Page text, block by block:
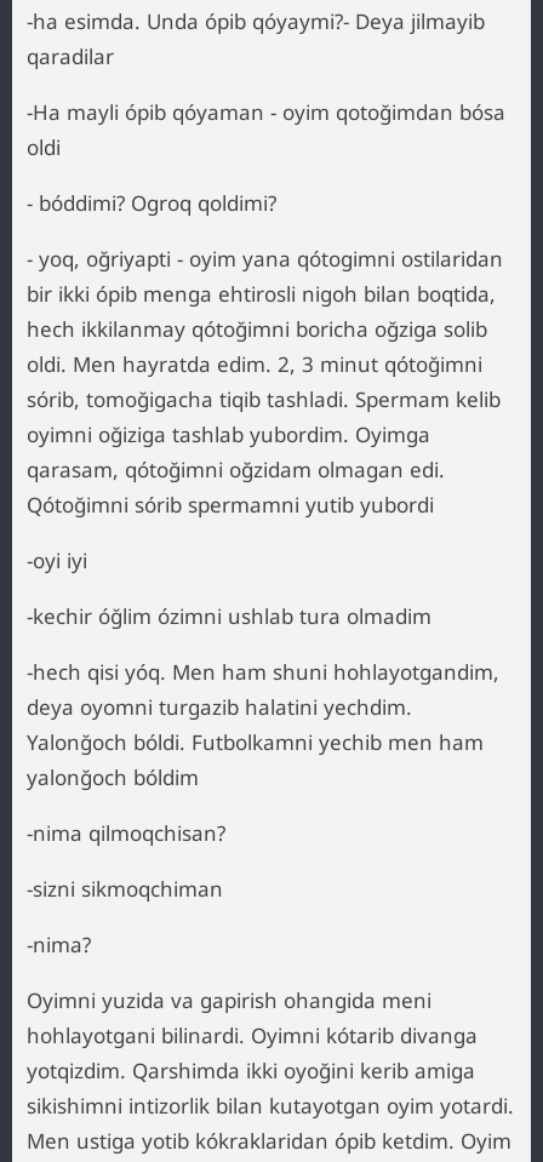
-ha esimda. Unda ópib qóyaymi?- Deya jilmayib
qaradilar
-Ha mayli ópib qóyaman - oyim qotoğimdan bósa
oldi
- bóddimi? Ogroq qoldimi?
- yoq, oğriyapti - oyim yana qótogimni ostilaridan
bir ikki ópib menga ehtirosli nigoh bilan boqtida,
hech ikkilanmay qótoğimni boricha oğziga solib
oldi. Men hayratda edim. 2, 3 minut qótoğimni
sórib, tomoğigacha tiqib tashladi. Spermam kelib
oyimni oğiziga tashlab yubordim. Oyimga
qarasam, qótoğimni oğzidam olmagan edi.
Qótoğimni sórib spermamni yutib yubordi
-oyi iyi
-kechir óğlim ózimni ushlab tura olmadim
-hech qisi yóq. Men ham shuni hohlayotgandim,
deya oyomni turgazib halatini yechdim.
Yalonğoch bóldi. Futbolkamni yechib men ham
yalonğoch bóldim
-nima qilmoqchisan?
-sizni sikmoqchiman
-nima?
Oyimni yuzida va gapirish ohangida meni
hohlayotgani bilinardi. Oyimni kótarib divanga
yotqizdim. Qarshimda ikki oyoğini kerib amiga
sikishimni intizorlik bilan kutayotgan oyim yotardi.
Men ustiga yotib kókraklaridan ópib ketdim. Oyim